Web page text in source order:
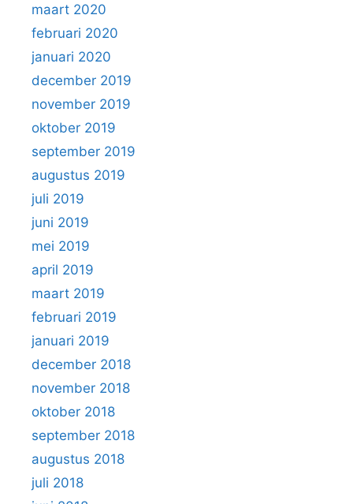
maart 2020
februari 2020
januari 2020
december 2019
november 2019
oktober 2019
september 2019
augustus 2019
juli 2019
juni 2019
mei 2019
april 2019
maart 2019
februari 2019
januari 2019
december 2018
november 2018
oktober 2018
september 2018
augustus 2018
juli 2018